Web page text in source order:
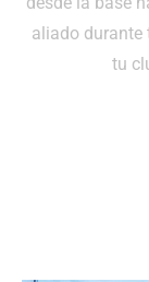
aliado durante
tu